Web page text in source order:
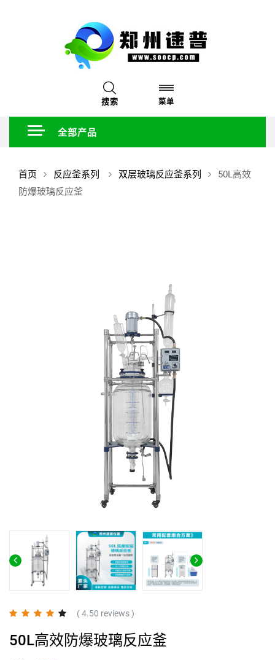
搜索 菜单
全部产品
首页 反应釜系列 双层玻璃反应釜系列
50L高效
防爆玻璃反应釜
( 4.50 reviews )
50L高效防爆玻璃反应釜